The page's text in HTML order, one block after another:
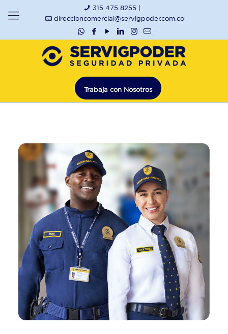
315 475 8255 |
direccioncomercial@servigpoder.com.co
Trabaja con Nosotros